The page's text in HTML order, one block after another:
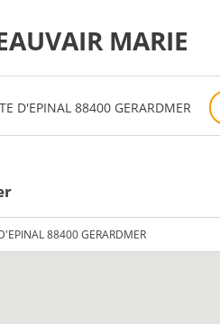
MARIE
D'EPINAL 88400 GERARDMER
88400 GERARDMER